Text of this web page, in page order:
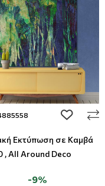
add to
Εκτύπωση σε Καμβά
, All Around Deco
-9%